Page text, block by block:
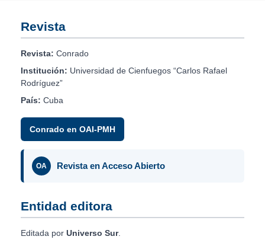
Revista
Revista: Conrado
Institución: Universidad de Cienfuegos “Carlos Rafael
Rodríguez”
País: Cuba
Conrado en OAI-PMH
OA Revista en Acceso Abierto
Entidad editora
Editada por Universo Sur.